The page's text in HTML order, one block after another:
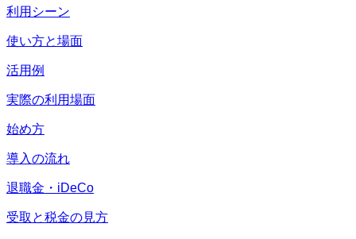
利用シーン
使い方と場面
活用例
実際の利用場面
始め方
導入の流れ
退職金・iDeCo
受取と税金の見方